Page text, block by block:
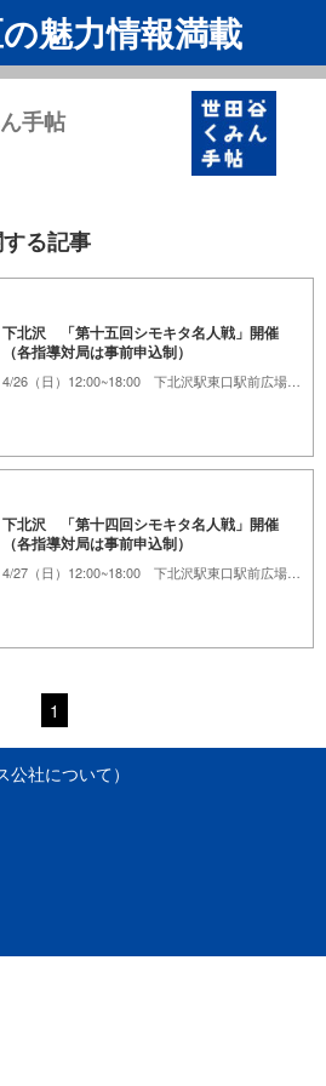
魅力情報満載
手帖
する記事
下北沢 「第十五回シモキタ名人戦」開催
（各指導対局は事前申込制）
下北沢 「第十四回シモキタ名人戦」開催
（各指導対局は事前申込制）
1
社について）